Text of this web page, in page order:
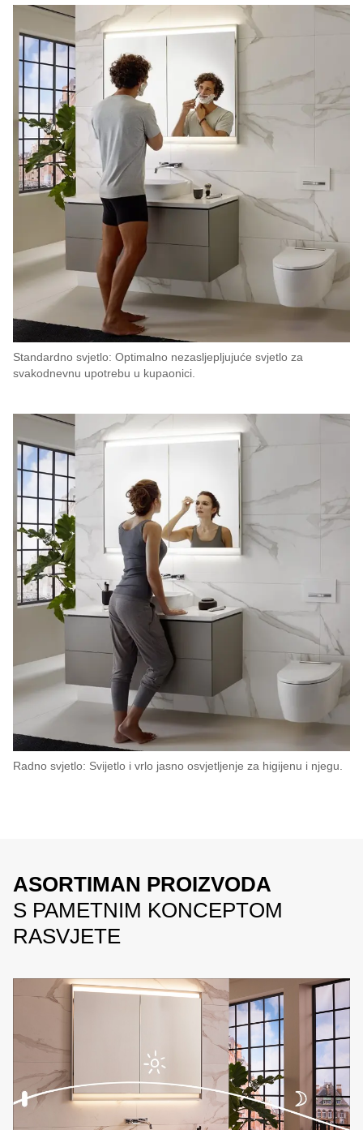
Standardno svjetlo: Optimalno nezasljepljujuće svjetlo za
svakodnevnu upotrebu u kupaonici.
Radno svjetlo: Svijetlo i vrlo jasno osvjetljenje za higijenu i njegu.
ASORTIMAN PROIZVODA
S PAMETNIM KONCEPTOM
RASVJETE